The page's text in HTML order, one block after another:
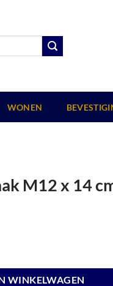
WONEN
M12 x 14
WINKELWAGEN